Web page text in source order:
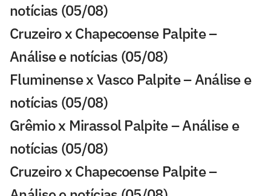
notícias (05/08)
Cruzeiro x Chapecoense Palpite –
Análise e notícias (05/08)
Fluminense x Vasco Palpite – Análise e
notícias (05/08)
Grêmio x Mirassol Palpite – Análise e
notícias (05/08)
Cruzeiro x Chapecoense Palpite –